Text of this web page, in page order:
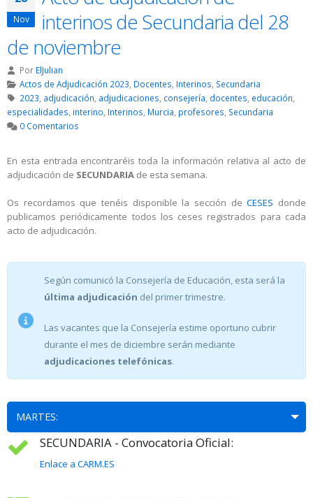
Nov
interinos de Secundaria del 28
de noviembre
Por ElJulian
Actos de Adjudicación 2023 Docentes Interinos Secundaria
2023, adjudicación, adjudicaciones, consejería, docentes, educación,
especialidades, interino, Interinos, Murcia, profesores, Secundaria
0 Comentarios
En esta entrada encontraréis toda la información relativa al acto de
adjudicación de SECUNDARIA de esta semana.
Os recordamos que tenéis disponible la sección deCESES donde
publicamos periódicamente todos los ceses registrados para cada
acto de adjudicación.
Según comunicó la Consejería de Educación, esta será la
última adjudicación del primer trimestre.
Las vacantes que la Consejería estime oportuno cubrir
durante el mes de diciembre serán mediante
adjudicaciones telefónicas.
MARTES:
SECUNDARIA - Convocatoria Oficial:
Enlace a CARM.ES